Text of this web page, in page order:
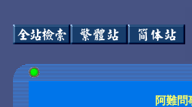
阿難問